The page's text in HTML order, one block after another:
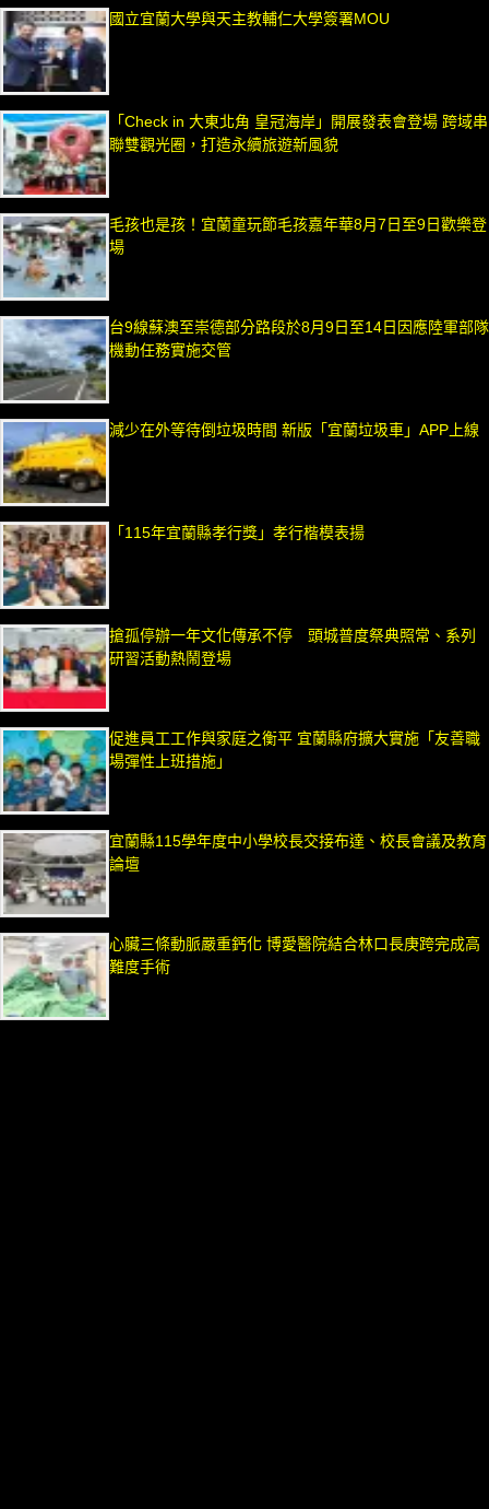
國立宜蘭大學與天主教輔仁大學簽署MOU
「Check in 大東北角 皇冠海岸」開展發表會登場 跨域串
聯雙觀光圈，打造永續旅遊新風貌
毛孩也是孩！宜蘭童玩節毛孩嘉年華8月7日至9日歡樂登
場
台9線蘇澳至崇德部分路段於8月9日至14日因應陸軍部隊
機動任務實施交管
減少在外等待倒垃圾時間 新版「宜蘭垃圾車」APP上線
「115年宜蘭縣孝行獎」孝行楷模表揚
搶孤停辦一年文化傳承不停 頭城普度祭典照常、系列
研習活動熱鬧登場
促進員工工作與家庭之衡平 宜蘭縣府擴大實施「友善職
場彈性上班措施」
宜蘭縣115學年度中小學校長交接布達、校長會議及教育
論壇
心臟三條動脈嚴重鈣化 博愛醫院結合林口長庚跨完成高
難度手術